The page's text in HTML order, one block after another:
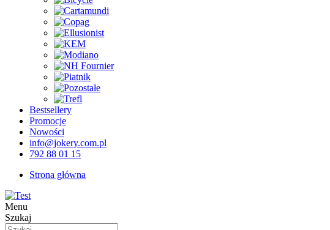
Bestsellery
Promocje
Nowości
info@jokery.com.pl
792 88 01 15
Strona główna
Menu
Szukaj